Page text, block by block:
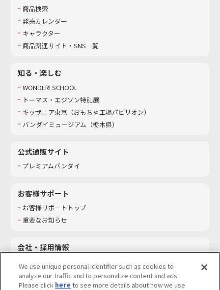
商品検索
発売カレンダー
キャラクター
商品関連サイト・SNS一覧
知る・楽しむ
WONDER! SCHOOL
トーマス・エジソン特別展
キッザニア東京（おもちゃ工場パビリオン）​
バンダイミュージアム（栃木県）
公式通販サイト
プレミアムバンダイ
お客様サポート
お客様サポートトップ
重要なお知らせ
会社・採用情報
採用情報
サステナビリティ
We use unique personal identifier such as cookies to
analyze our traffic and to personalize content and ads.
Please click here to see more details about how we use